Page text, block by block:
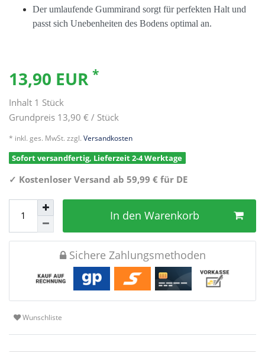
Der umlaufende Gummirand sorgt für perfekten Halt und
passt sich Unebenheiten des Bodens optimal an.
13,90 EUR *
Inhalt 1 Stück
Grundpreis 13,90 € / Stück
* inkl. ges. MwSt. zzgl. Versandkosten
Sofort versandfertig, Lieferzeit 2-4 Werktage
✓ Kostenloser Versand ab 59,99 € für DE
In den Warenkorb
Sichere Zahlungsmethoden
Wunschliste